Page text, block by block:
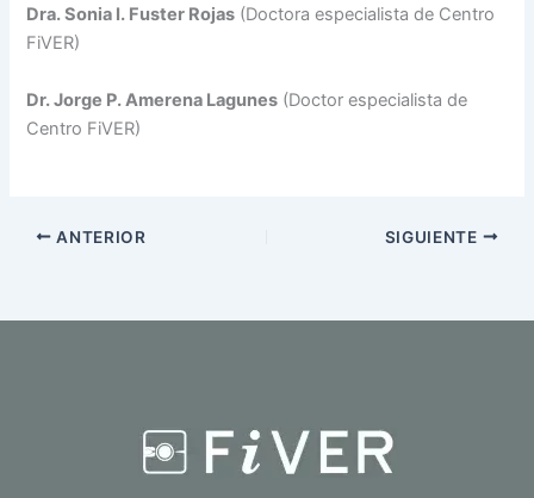
Dra. Sonia I. Fuster Rojas (Doctora especialista de Centro
FiVER)
Dr. Jorge P. Amerena Lagunes (Doctor especialista de
Centro FiVER)
ANTERIOR SIGUIENTE